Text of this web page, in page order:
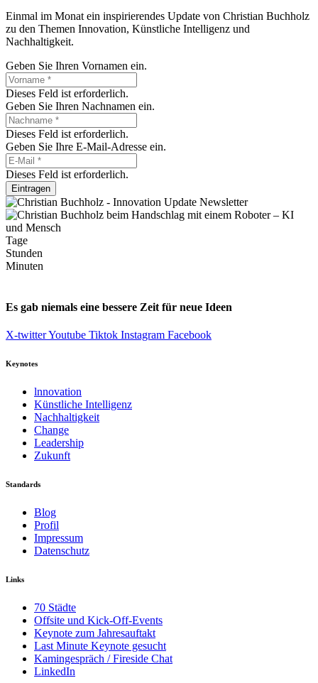
Einmal im Monat ein inspirierendes Update von Christian Buchholz
zu den Themen Innovation, Künstliche Intelligenz und
Nachhaltigkeit.
Geben Sie Ihren Vornamen ein.
Dieses Feld ist erforderlich.
Geben Sie Ihren Nachnamen ein.
Dieses Feld ist erforderlich.
Geben Sie Ihre E-Mail-Adresse ein.
Dieses Feld ist erforderlich.
Eintragen
Tage
Stunden
Minuten
Es gab niemals eine bessere Zeit für neue Ideen
X-twitterYoutube Tiktok Instagram Facebook
Keynotes
lnnovation
Künstliche Intelligenz
Nachhaltigkeit
Change
Leadership
Zukunft
Standards
Blog
Profil
Impressum
Datenschutz
Links
70 Städte
Offsite und Kick-Off-Events
Keynote zum Jahresauftakt
Last Minute Keynote gesucht
Kamingespräch / Fireside Chat
LinkedIn